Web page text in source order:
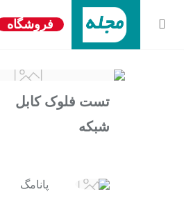
فروشگاه
تست فلوک کابل
شبکه
پانامگ